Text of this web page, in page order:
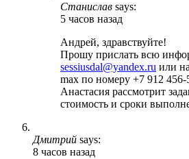
Станислав says:
5 часов назад
Андрей, здравствуйте!
Прошу прислать всю
sessiusdal@yandex.ru или
max по номеру +7 912
Анастасия рассмотрит
стоимость и сроки
Дмитрий says:
8 часов назад